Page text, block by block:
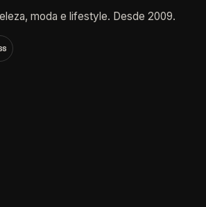
moda e lifestyle. Desde 2009.